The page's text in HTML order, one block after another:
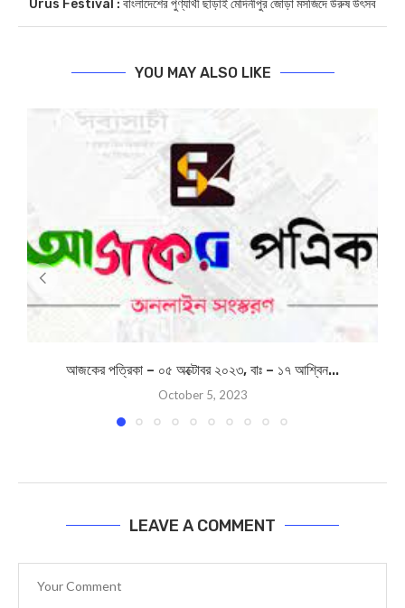
Urus Festival : বাংলাদেশের পুণ্যার্থী ছাড়াই মেদিনীপুর জোড়া মসজিদে উরুষ উৎসব
YOU MAY ALSO LIKE
আজকের পত্রিকা – ০৫ অক্টোবর ২০২৩, বাঃ – ১৭ আশ্বিন...
October 5, 2023
LEAVE A COMMENT